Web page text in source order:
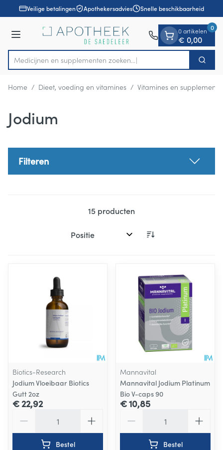
Ga naar de inhoud
1 van 1Veilige betalingen Apothekersadvies Snelle beschikbaarheid
Menu
Product, merk, categorie...
Medicijnen en supplementen Zoek
0 artikelen
€ 0,00
0
Home / Dieet, voeding en vitamines / Vitamines en
Jodium
Filteren
15 producten
Sorteer op:
Biotics-Research
Jodium Vloeibaar Biotics
Gutt 2oz
€ 22,92
Bestel
Mannavital
Mannavital Jodium Platinum
Bio V-caps 90
€ 10,85
Bestel